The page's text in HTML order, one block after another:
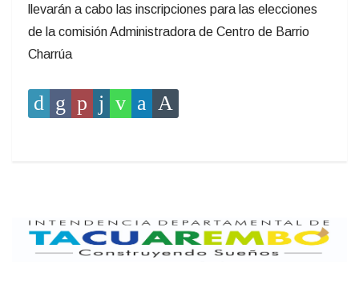
llevarán a cabo las inscripciones para las elecciones
de la comisión Administradora de Centro de Barrio
Charrúa